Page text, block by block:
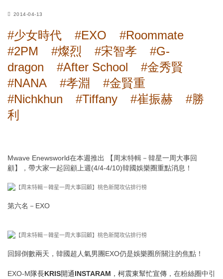
2014-04-13
#少女時代 #EXO
#Roommate
#2PM
#燦烈 #宋智孝
#G-
dragon
#After School
#金秀賢
#NANA
#孝淵
#金賢重
#Nichkhun
#Tiffany #崔振赫
#勝
利
Mwave Enewsworld在本週推出
【周末特輯－韓星一周大事回
顧】
，帶大家一起回顧上週(4/4-4/10)韓國娛樂圈重點消息！
第六名－EXO
回歸倒數兩天，韓國超人氣男團EXO仍是娛樂圈所關注的焦點！
EXO-M隊長KRIS開通INSTARAM，柯震東幫忙宣傳 ，在粉絲圈中引